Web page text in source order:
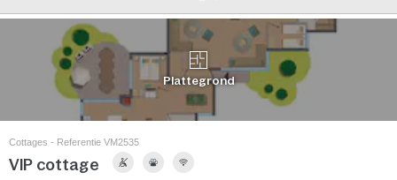
Plattegrond
Cottages - Referentie VM2535
VIP cottage